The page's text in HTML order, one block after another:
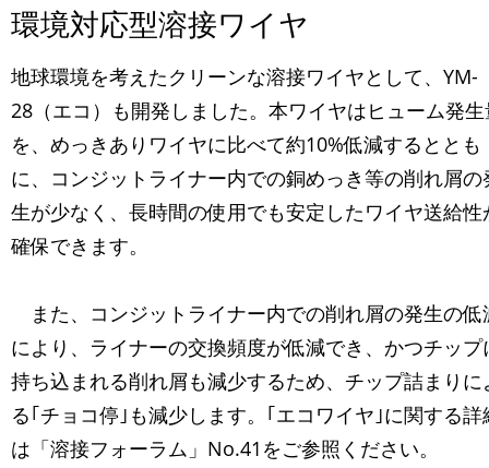
環境対応型溶接ワイヤ
地球環境を考えたクリーンな溶接ワイヤとして、YM-
28（エコ）も開発しました。本ワイヤはヒューム発
を、めっきありワイヤに比べて約10%低減するととも
に、コンジットライナー内での銅めっき等の削れ屑の
生が少なく、長時間の使用でも安定したワイヤ送給性
確保できます。
また、コンジットライナー内での削れ屑の発生の低
により、ライナーの交換頻度が低減でき、かつチップ
持ち込まれる削れ屑も減少するため、チップ詰まりに
る｢チョコ停｣も減少します。｢エコワイヤ｣に関する詳
は「溶接フォーラム」No.41をご参照ください。